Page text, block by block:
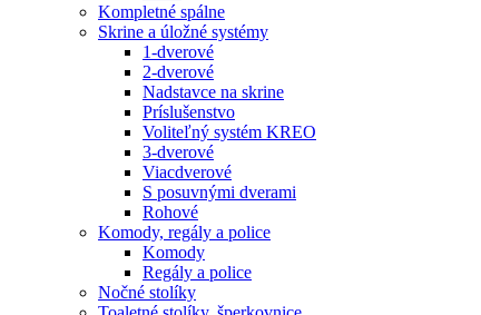
Kompletné spálne
Skrine a úložné systémy
1-dverové
2-dverové
Nadstavce na skrine
Príslušenstvo
Voliteľný systém KREO
3-dverové
Viacdverové
S posuvnými dverami
Rohové
Komody, regály a police
Komody
Regály a police
Nočné stolíky